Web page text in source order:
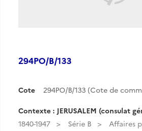
294PO/B/133
Cote 294PO/B/133 (Cote de
Contexte : JERUSALEM (consulat
1840-1947
Série B
Affaires